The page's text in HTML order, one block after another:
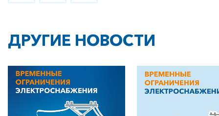
Частным клиентам
ДРУГИЕ НОВОСТИ